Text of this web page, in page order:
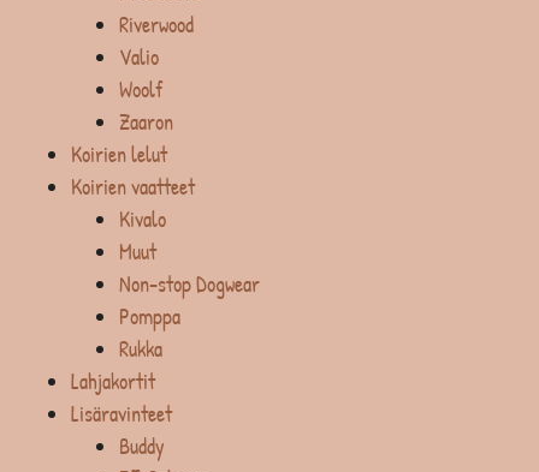
Riverwood
Valio
Woolf
Zaaron
Koirien lelut
Koirien vaatteet
Kivalo
Muut
Non-stop Dogwear
Pomppa
Rukka
Lahjakortit
Lisäravinteet
Buddy